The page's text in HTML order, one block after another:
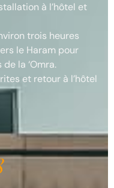
à l’hôtel et
trois heures
le Haram pour
la ‘Omra.
et retour à l’hôtel